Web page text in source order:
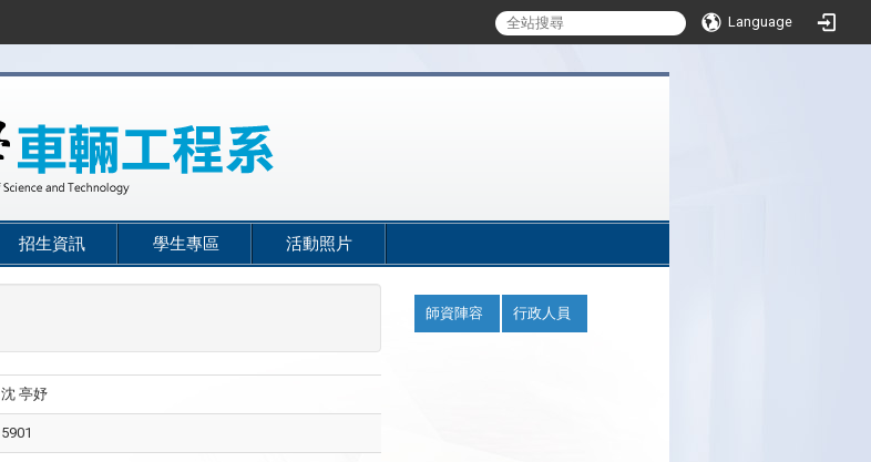
Language
招生資訊 學生專區 活動照片
沈 亭妤
5901
師資陣容 行政人員